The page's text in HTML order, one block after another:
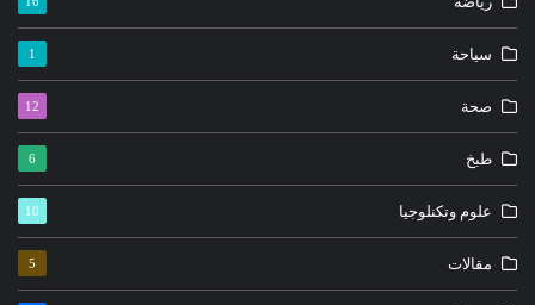
سياحة 1
صحة 12
طبخ 6
علوم وتكنلوجيا 10
مقالات 5